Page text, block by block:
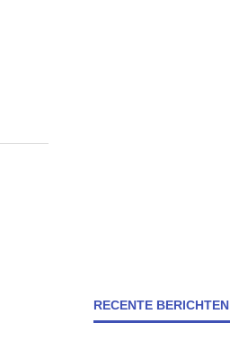
RECENTE BERICHTEN